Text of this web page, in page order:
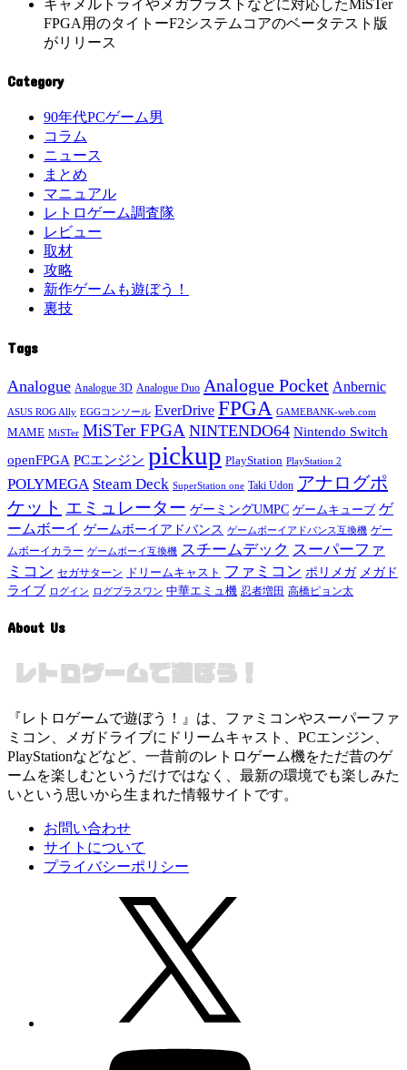
キャメルトライやメガブラストなどに対応したMiSTer
FPGA用のタイトーF2システムコアのベータテスト版
がリリース
Category
90年代PCゲーム男
コラム
ニュース
まとめ
マニュアル
レトロゲーム調査隊
レビュー
取材
攻略
新作ゲームも遊ぼう！
裏技
Tags
Analogue Analogue 3D Analogue Duo Analogue Pocket Anbernic
ASUS ROG Ally EGGコンソール EverDrive FPGA GAMEBANK-web.com
MAME MiSTer MiSTer FPGA NINTENDO64 Nintendo Switch
openFPGA PCエンジン pickup PlayStation PlayStation 2
POLYMEGA Steam Deck SuperStation one Taki Udon アナログポ
ケット エミュレーター ゲーミングUMPC ゲームキューブ ゲ
ームボーイ ゲームボーイアドバンス ゲームボーイアドバンス互換機 ゲー
ムボーイカラー ゲームボーイ互換機 スチームデック スーパーファ
ミコン セガサターン ドリームキャスト ファミコン ポリメガ メガド
ライブ ログイン ログプラスワン 中華エミュ機 忍者増田 高橋ピョン太
About Us
『レトロゲームで遊ぼう！』は、ファミコンやスーパーファ
ミコン、メガドライブにドリームキャスト、PCエンジン、
PlayStationなどなど、一昔前のレトロゲーム機をただ昔のゲ
ームを楽しむというだけではなく、最新の環境でも楽しみた
いという思いから生まれた情報サイトです。
お問い合わせ
サイトについて
プライバシーポリシー